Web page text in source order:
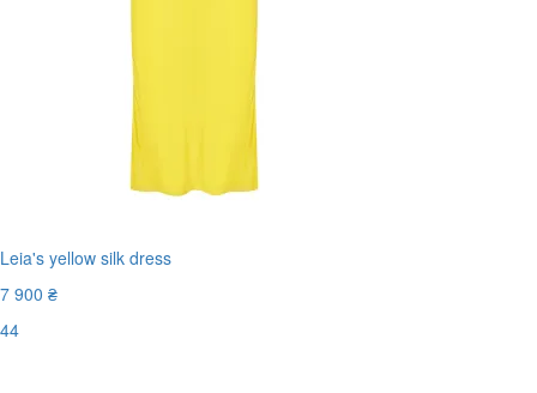
Leia's yellow silk dress
7 900 ₴
44